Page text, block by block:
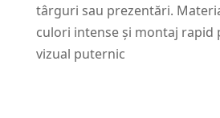
târguri sau prezentări.
culori intense și montaj rapid
vizual puternic